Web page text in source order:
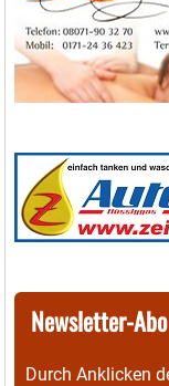
Newsletter-Abo
Durch Anklicken